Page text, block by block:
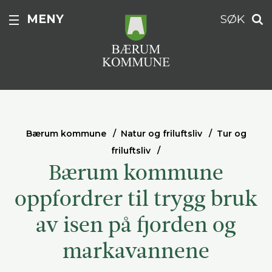
MENY SØK
Bærum kommune Natur og friluftsliv
Tur og
friluftsliv
Bærum kommune
oppfordrer til trygg bruk
av isen på fjorden og
markavannene